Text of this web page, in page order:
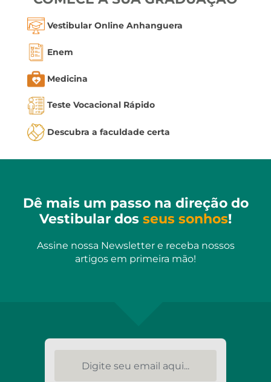
Vestibular Online Anhanguera
Enem
Medicina
Teste Vocacional Rápido
Descubra a faculdade certa
Dê mais um passo na direção do
Vestibular dos seus sonhos!
Assine nossa Newsletter e receba nossos
artigos em primeira mão!